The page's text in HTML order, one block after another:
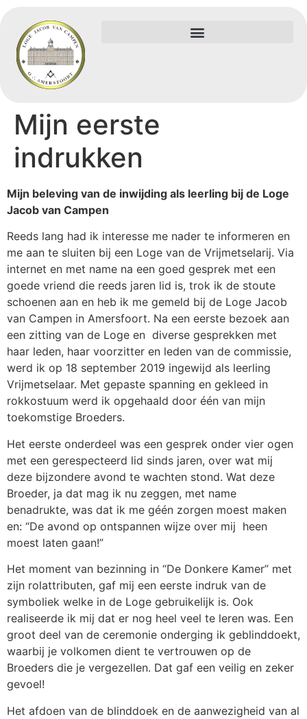
Mijn eerste
indrukken
Mijn beleving van de inwijding als leerling bij de Loge
Jacob van Campen
Reeds lang had ik interesse me nader te informeren en
me aan te sluiten bij een Loge van de Vrijmetselarij. Via
internet en met name na een goed gesprek met een
goede vriend die reeds jaren lid is, trok ik de stoute
schoenen aan en heb ik me gemeld bij de Loge Jacob
van Campen in Amersfoort. Na een eerste bezoek aan
een zitting van de Loge en diverse gesprekken met
haar leden, haar voorzitter en leden van de commissie,
werd ik op 18 september 2019 ingewijd als leerling
Vrijmetselaar. Met gepaste spanning en gekleed in
rokkostuum werd ik opgehaald door één van mijn
toekomstige Broeders.
Het eerste onderdeel was een gesprek onder vier ogen
met een gerespecteerd lid sinds jaren, over wat mij
deze bijzondere avond te wachten stond. Wat deze
Broeder, ja dat mag ik nu zeggen, met name
benadrukte, was dat ik me géén zorgen moest maken
en: “De avond op ontspannen wijze over mij heen
moest laten gaan!”
Het moment van bezinning in “De Donkere Kamer” met
zijn rolattributen, gaf mij een eerste indruk van de
symboliek welke in de Loge gebruikelijk is. Ook
realiseerde ik mij dat er nog heel veel te leren was. Een
groot deel van de ceremonie onderging ik geblinddoekt,
waarbij je volkomen dient te vertrouwen op de
Broeders die je vergezellen. Dat gaf een veilig en zeker
gevoel!
Het afdoen van de blinddoek en de aanwezigheid van al